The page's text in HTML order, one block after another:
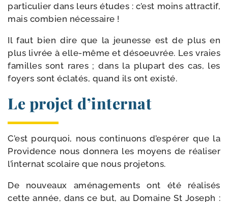
par­ti­cu­lier dans leurs études : c’est moins attrac­tif,
mais com­bien nécessaire !
Il faut bien dire que la jeu­nesse est de plus en
plus livrée à elle-​même et désoeu­vrée. Les vraies
familles sont rares ; dans la plu­part des cas, les
foyers sont écla­tés, quand ils ont existé.
Le projet d’internat
C’est pour­quoi, nous conti­nuons d’espérer que la
Providence nous don­ne­ra les moyens de réa­li­ser
l’internat sco­laire que nous projetons.
De nou­veaux amé­na­ge­ments ont été réa­li­sés
cette année, dans ce but, au Domaine St Joseph :